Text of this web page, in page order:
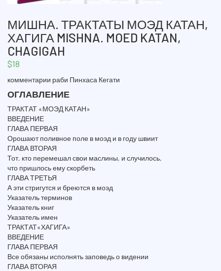
МИШНА. ТРАКТАТЫ МОЭД КАТАН,
ХАГИГА MISHNA. MOED KATAN,
CHAGIGAH
$18
комментарии раби Пинхаса Кегати
ОГЛАВЛЕНИЕ
ТРАКТАТ «МОЭД КАТАН»
ВВЕДЕНИЕ
ГЛАВА ПЕРВАЯ
Орошают поливное поле в моэд и в году швиит
ГЛАВА ВТОРАЯ
Тот, кто перемешал свои маслины, и случилось,
что пришлось ему скорбеть
ГЛАВА ТРЕТЬЯ
А эти стригутся и бреются в моэд
Указатель терминов
Указатель книг
Указатель имен
ТРАКТАТ«ХАГИГА»
ВВЕДЕНИЕ
ГЛАВА ПЕРВАЯ
Все обязаны исполнять заповедь о видении
ГЛАВА ВТОРАЯ